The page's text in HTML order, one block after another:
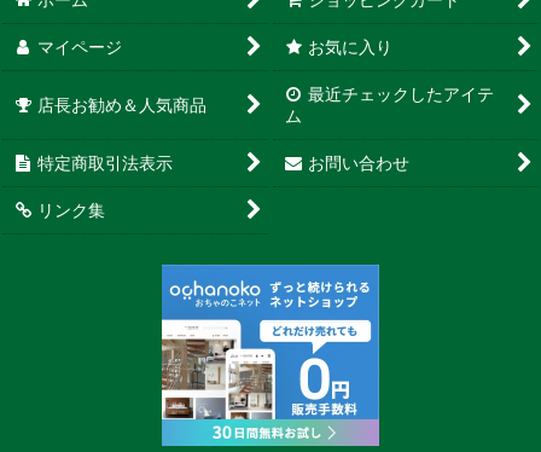
マイページ お気に入り
店長お勧め＆人気商品
最近チェックしたアイテ
ム
特定商取引法表示 お問い合わせ
リンク集